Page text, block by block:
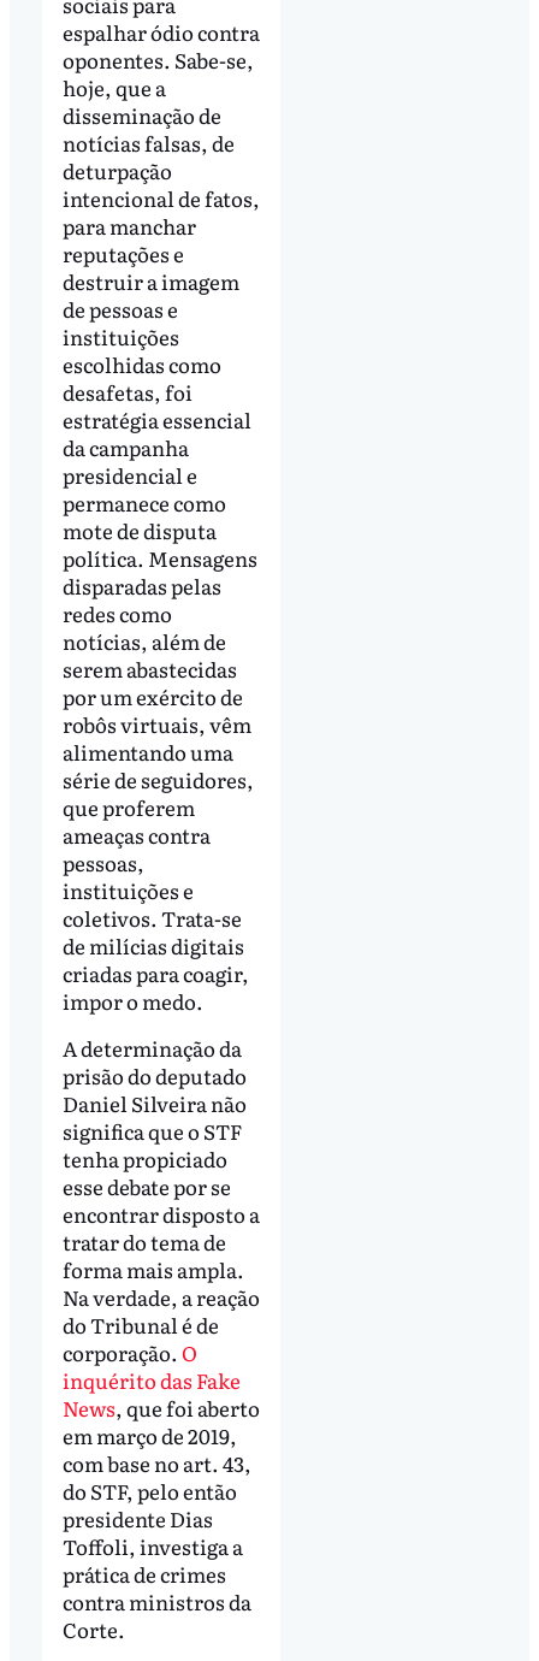
espalhar ódio contra
oponentes. Sabe-se,
hoje, que a
disseminação de
notícias falsas, de
deturpação
intencional de fatos,
para manchar
reputações e
destruir a imagem
de pessoas e
instituições
escolhidas como
desafetas, foi
estratégia essencial
da campanha
presidencial e
permanece como
mote de disputa
política. Mensagens
disparadas pelas
redes como
notícias, além de
serem abastecidas
por um exército de
robôs virtuais, vêm
alimentando uma
série de seguidores,
que proferem
ameaças contra
pessoas,
instituições e
coletivos. Trata-se
de milícias digitais
criadas para coagir,
impor o medo.
A determinação da
prisão do deputado
Daniel Silveira não
significa que o STF
tenha propiciado
esse debate por se
encontrar disposto a
tratar do tema de
forma mais ampla.
Na verdade, a reação
do Tribunal é de
corporação. O
inquérito das Fake
News, que foi aberto
em março de 2019,
com base no art. 43,
do STF, pelo então
presidente Dias
Toffoli, investiga a
prática de crimes
contra ministros da
Corte.